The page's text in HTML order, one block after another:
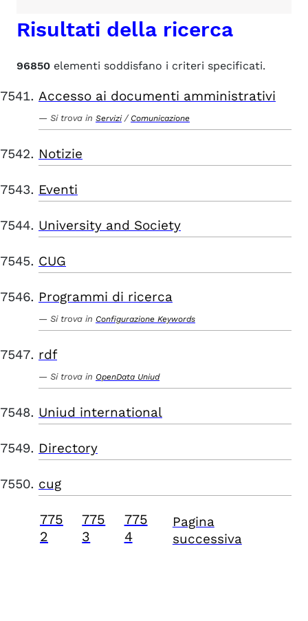
Risultati della ricerca
96850 elementi soddisfano i criteri specificati.
Accesso ai documenti amministrativi
Si trova in Servizi / Comunicazione
Notizie
Eventi
University and Society
CUG
Programmi di ricerca
Si trova in Configurazione Keywords
rdf
Si trova in OpenData Uniud
Uniud international
Directory
cug
775
2
775
3
775
4
Pagina
successiva